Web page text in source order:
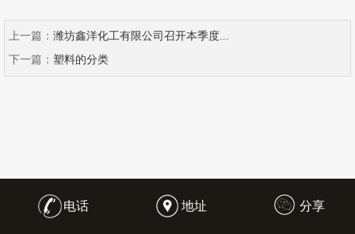
上一篇： 潍坊鑫洋化工有限公司召开本季度...
下一篇： 塑料的分类
电话 地址 分享